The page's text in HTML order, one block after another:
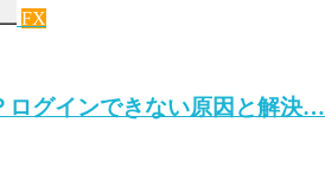
FX
グインできない原因と解決…